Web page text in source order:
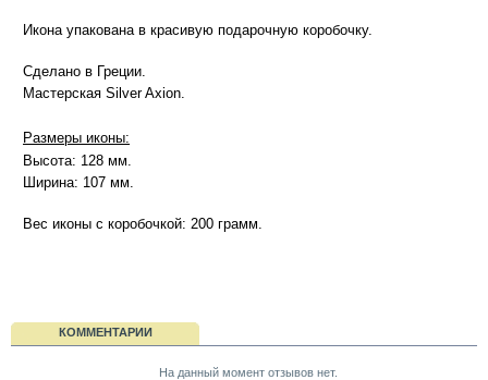
Икона упакована в красивую подарочную коробочку.
Сделано в Греции.
Мастерская Silver Axion.
Размеры иконы:
Высота: 128 мм.
Ширина: 107 мм.
Вес иконы с коробочкой: 200 грамм.
КОММЕНТАРИИ
На данный момент отзывов нет.